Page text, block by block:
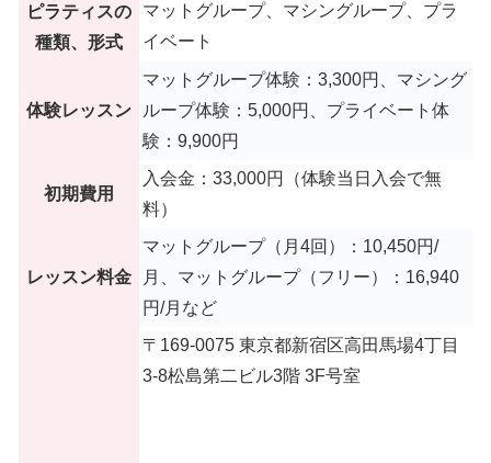
ピラティスの
種類、形式
マットグループ、マシングループ、プラ
イベート
体験レッスン
マットグループ体験：3,300円、マシング
ループ体験：5,000円、プライベート体
験：9,900円
初期費用
入会金：33,000円（体験当日入会で無
料）
レッスン料金
マットグループ（月4回）：10,450円/
月、マットグループ（フリー）：16,940
円/月など
〒169-0075 東京都新宿区高田馬場4丁目
3-8松島第二ビル3階 3F号室